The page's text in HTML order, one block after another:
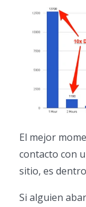
El mejor
contacto con
sitio, es
Si alguien